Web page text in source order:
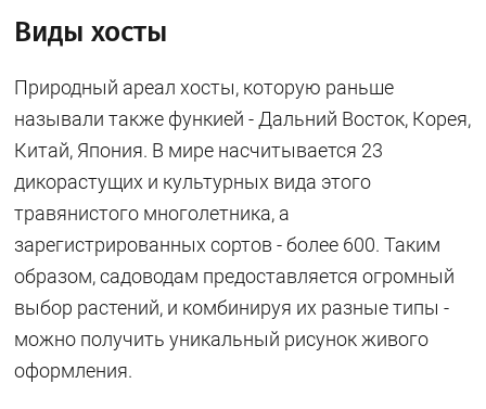
Виды хосты
Природный ареал хосты, которую раньше
называли также функией - Дальний Восток, Корея,
Китай, Япония. В мире насчитывается 23
дикорастущих и культурных вида этого
травянистого многолетника, а
зарегистрированных сортов - более 600. Таким
образом, садоводам предоставляется огромный
выбор растений, и комбинируя их разные типы -
можно получить уникальный рисунок живого
оформления.